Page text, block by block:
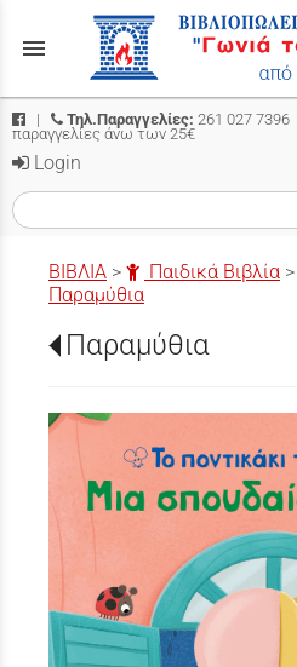
menu
| Τηλ.Παραγγελίες: 261 027 7396
παραγγελίες άνω των 25€
Login
ΒΙΒΛΙΑ > Παιδικά Βιβλία >
Παραμύθια
Παραμύθια